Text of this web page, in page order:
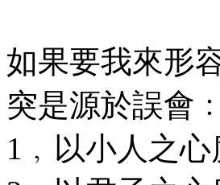
如果要我來形
突是源於誤會﹕
1﹐以小人之